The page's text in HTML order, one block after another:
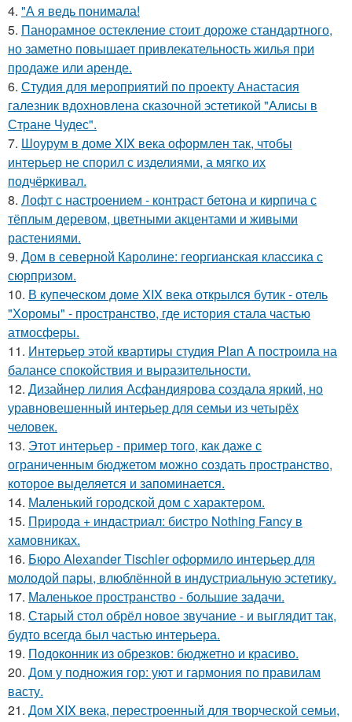
4. "А я ведь понимала!
5. Панорамное остекление стоит дороже стандартного,
но заметно повышает привлекательность жилья при
продаже или аренде.
6. Студия для мероприятий по проекту Анастасия
галезник вдохновлена сказочной эстетикой "Алисы в
Стране Чудес".
7. Шоурум в доме XIX века оформлен так, чтобы
интерьер не спорил с изделиями, а мягко их
подчёркивал.
8. Лофт с настроением - контраст бетона и кирпича с
тёплым деревом, цветными акцентами и живыми
растениями.
9. Дом в северной Каролине: георгианская классика с
сюрпризом.
10. В купеческом доме XIX века открылся бутик - отель
"Хоромы" - пространство, где история стала частью
атмосферы.
11. Интерьер этой квартиры студия Plan A построила на
балансе спокойствия и выразительности.
12. Дизайнер лилия Асфандиярова создала яркий, но
уравновешенный интерьер для семьи из четырёх
человек.
13. Этот интерьер - пример того, как даже с
ограниченным бюджетом можно создать пространство,
которое выделяется и запоминается.
14. Маленький городской дом с характером.
15. Природа + индастриал: бистро Nothing Fancy в
хамовниках.
16. Бюро Alexander Tischler оформило интерьер для
молодой пары, влюблённой в индустриальную эстетику.
17. Маленькое пространство - большие задачи.
18. Старый стол обрёл новое звучание - и выглядит так,
будто всегда был частью интерьера.
19. Подоконник из обрезков: бюджетно и красиво.
20. Дом у подножия гор: уют и гармония по правилам
васту.
21. Дом XIX века, перестроенный для творческой семьи,